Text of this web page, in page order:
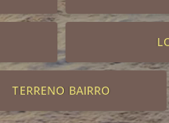
TERRENO BAIRRO